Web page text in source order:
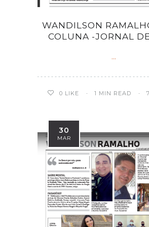
WANDILSON
COLUNA -JORNAL
...
0 LIKE 1 MIN READ
30
MAR